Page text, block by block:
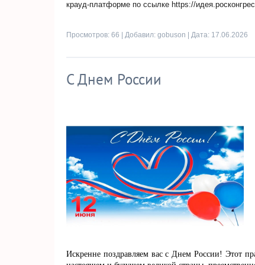
крауд-платформе по ссылке https://
Просмотров: 66 | Добавил: gobuson | Дата: 17.06.2026
С Днем России
Искренне поздравляем вас с Днем России! Этот